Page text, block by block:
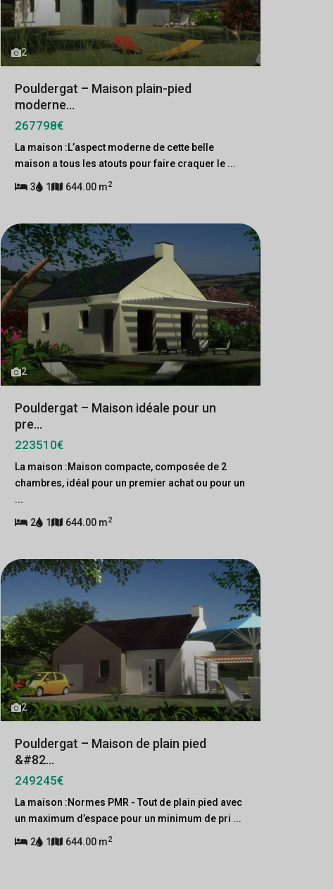
2
Pouldergat – Maison plain-pied
moderne...
267798€
La maison :L’aspect moderne de cette belle
maison a tous les atouts pour faire craquer le ...
3 1 644.00 m2
2
Pouldergat – Maison idéale pour un
pre...
223510€
La maison :Maison compacte, composée de 2
chambres, idéal pour un premier achat ou pour un
...
2 1 644.00 m2
2
Pouldergat – Maison de plain pied
&#82...
249245€
La maison :Normes PMR - Tout de plain pied avec
un maximum d’espace pour un minimum de pri ...
2 1 644.00 m2